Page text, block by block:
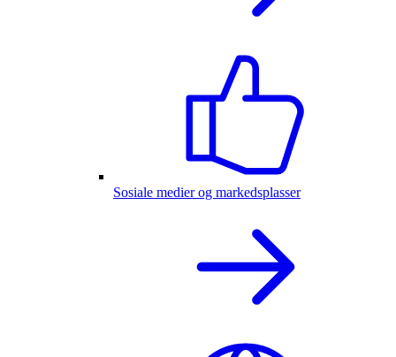
Sosiale medier og markedsplasser